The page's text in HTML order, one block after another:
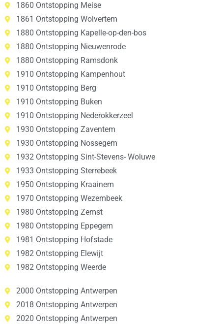
1860 Ontstopping Meise
1861 Ontstopping Wolvertem
1880 Ontstopping Kapelle-op-den-bos
1880 Ontstopping Nieuwenrode
1880 Ontstopping Ramsdonk
1910 Ontstopping Kampenhout
1910 Ontstopping Berg
1910 Ontstopping Buken
1910 Ontstopping Nederokkerzeel
1930 Ontstopping Zaventem
1930 Ontstopping Nossegem
1932 Ontstopping Sint-Stevens- Woluwe
1933 Ontstopping Sterrebeek
1950 Ontstopping Kraainem
1970 Ontstopping Wezembeek
1980 Ontstopping Zemst
1980 Ontstopping Eppegem
1981 Ontstopping Hofstade
1982 Ontstopping Elewijt
1982 Ontstopping Weerde
2000 Ontstopping Antwerpen
2018 Ontstopping Antwerpen
2020 Ontstopping Antwerpen